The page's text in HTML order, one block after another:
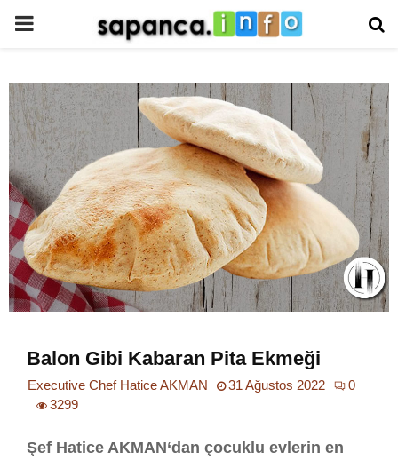
PRIMARY
Balon Gibi Kabaran Pita Ekmeği
Executive Chef Hatice AKMAN 31 Ağustos 2022
0
3299
Şef Hatice AKMAN‘dan çocuklu evlerin en